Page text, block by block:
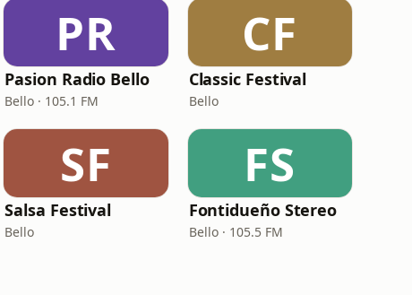
PR
Pasion Radio Bello
Bello · 105.1 FM
CF
Classic Festival
Bello
SF
Salsa Festival
Bello
FS
Fontidueño Stereo
Bello · 105.5 FM